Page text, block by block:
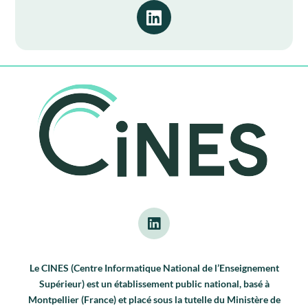
Le CINES (Centre Informatique National de l’Enseignement
Supérieur) est un établissement public national, basé à
Montpellier (France) et placé sous la tutelle du Ministère de